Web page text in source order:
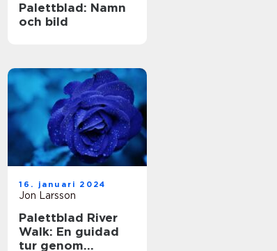
Palettblad: Namn
och bild
16. januari 2024
Jon Larsson
Palettblad River
Walk: En guidad
tur genom